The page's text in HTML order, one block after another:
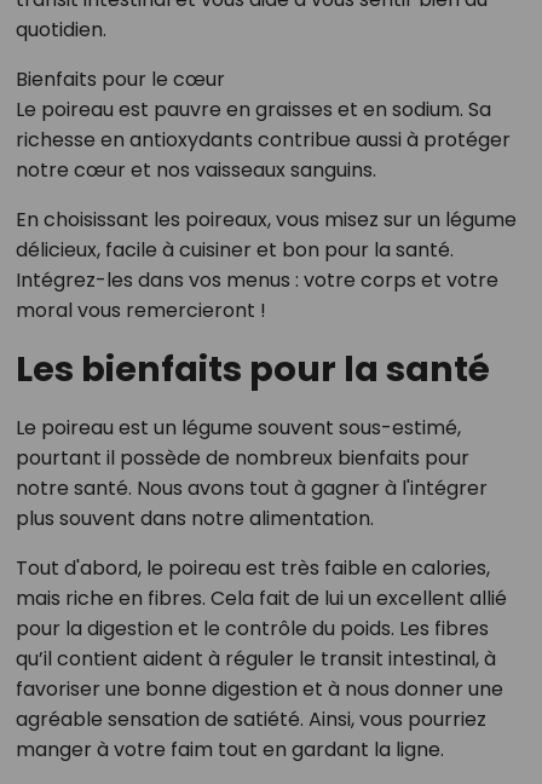
quotidien.
Bienfaits pour le cœur
Le poireau est pauvre en graisses et en sodium. Sa
richesse en antioxydants contribue aussi à protéger
notre cœur et nos vaisseaux sanguins.
En choisissant les poireaux, vous misez sur un légume
délicieux, facile à cuisiner et bon pour la santé.
Intégrez-les dans vos menus : votre corps et votre
moral vous remercieront !
Les bienfaits pour la santé
Le poireau est un légume souvent sous-estimé,
pourtant il possède de nombreux bienfaits pour
notre santé. Nous avons tout à gagner à l'intégrer
plus souvent dans notre alimentation.
Tout d'abord, le poireau est très faible en calories,
mais riche en fibres. Cela fait de lui un excellent allié
pour la digestion et le contrôle du poids. Les fibres
qu’il contient aident à réguler le transit intestinal, à
favoriser une bonne digestion et à nous donner une
agréable sensation de satiété. Ainsi, vous pourriez
manger à votre faim tout en gardant la ligne.